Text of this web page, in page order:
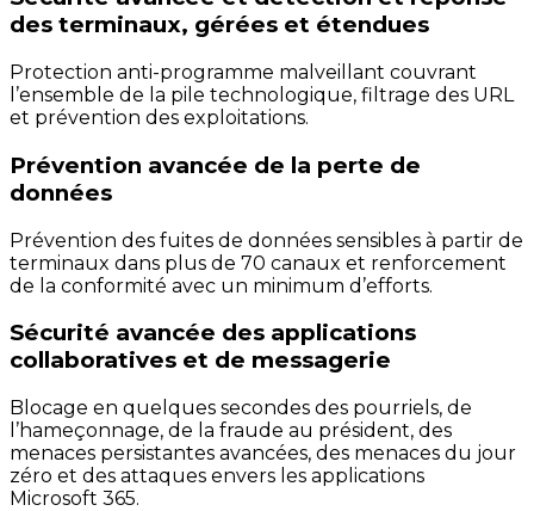
des terminaux, gérées et étendues
Protection anti-programme malveillant couvrant
l’ensemble de la pile technologique, filtrage des URL
et prévention des exploitations.
Prévention avancée de la perte de
données
Prévention des fuites de données sensibles à partir de
terminaux dans plus de 70 canaux et renforcement
de la conformité avec un minimum d’efforts.
Sécurité avancée des applications
collaboratives et de messagerie
Blocage en quelques secondes des pourriels, de
l’hameçonnage, de la fraude au président, des
menaces persistantes avancées, des menaces du jour
zéro et des attaques envers les applications
Microsoft 365.